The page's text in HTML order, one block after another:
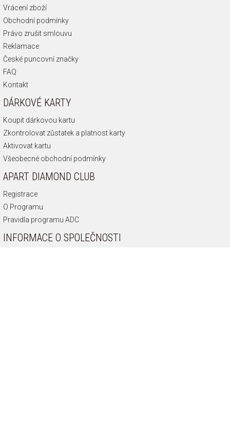
Vrácení zboží
Obchodní podmínky
Právo zrušit smlouvu
Reklamace
České puncovní značky
FAQ
Kontakt
DÁRKOVÉ KARTY
Koupit dárkovou kartu
Zkontrolovat zůstatek a platnost karty
Aktivovat kartu
Všeobecné obchodní podmínky
APART DIAMOND CLUB
Registrace
O Programu
Pravidla programu ADC
INFORMACE O SPOLEČNOSTI